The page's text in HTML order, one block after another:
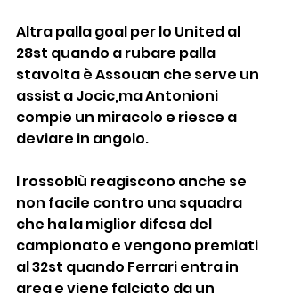
Altra palla goal per lo United al
28st quando a rubare palla
stavolta è Assouan che serve un
assist a Jocic,ma Antonioni
compie un miracolo e riesce a
deviare in angolo.
I rossoblù reagiscono anche se
non facile contro una squadra
che ha la miglior difesa del
campionato e vengono premiati
al 32st quando Ferrari entra in
area e viene falciato da un